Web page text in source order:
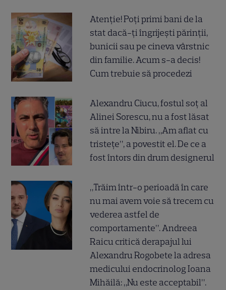
Atenție! Poți primi bani de la
stat dacă-ți îngrijești părinții,
bunicii sau pe cineva vârstnic
din familie. Acum s-a decis!
Cum trebuie să procedezi
Alexandru Ciucu, fostul soț al
Alinei Sorescu, nu a fost lăsat
să intre la Nibiru. „Am aflat cu
tristețe”, a povestit el. De ce a
fost întors din drum designerul
„Trăim într-o perioadă în care
nu mai avem voie să trecem cu
vederea astfel de
comportamente”. Andreea
Raicu critică derapajul lui
Alexandru Rogobete la adresa
medicului endocrinolog Ioana
Mihăilă: „Nu este acceptabil”.